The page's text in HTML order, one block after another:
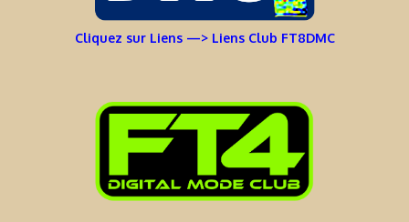
Cliquez sur Liens —> Liens Club FT8DMC